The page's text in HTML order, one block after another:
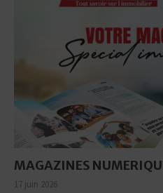
MAGAZINES
17 juin 2026